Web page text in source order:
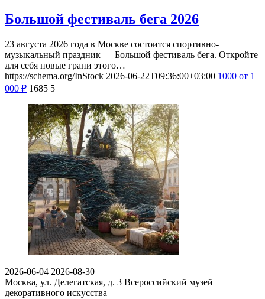
Большой фестиваль бега 2026
23 августа 2026 года в Москве состоится спортивно-
музыкальный праздник — Большой фестиваль бега. Откройте
для себя новые грани этого…
https://schema.org/InStock 2026-06-22T09:36:00+03:00 1000 от 1
000 ₽ 1685 5
2026-06-04 2026-08-30
Москва, ул. Делегатская, д. 3 Всероссийский музей
декоративного искусства